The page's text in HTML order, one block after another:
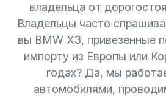
владельца от
Владельцы часто
вы BMW X3, привезенные
импорту из Европы или
годах? Да, мы
автомобилями,